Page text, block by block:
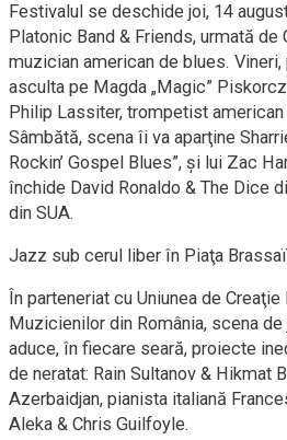
Festivalul se deschide joi, 14
Platonic Band & Friends, urmată de
muzician american de blues.
asculta pe Magda „Magic”
Philip Lassiter, trompetist american
Sâmbătă, scena îi va aparţine
Rockin’ Gospel Blues”, şi lui Zac
închide David Ronaldo & The Dice
din SUA.
Jazz sub cerul liber în Piaţa Brassaï
În parteneriat cu Uniunea de
Muzicienilor din România, scena
aduce, în fiecare seară, proiecte
de neratat: Rain Sultanov & Hikmat
Azerbaidjan, pianista italiană
Aleka & Chris Guilfoyle.